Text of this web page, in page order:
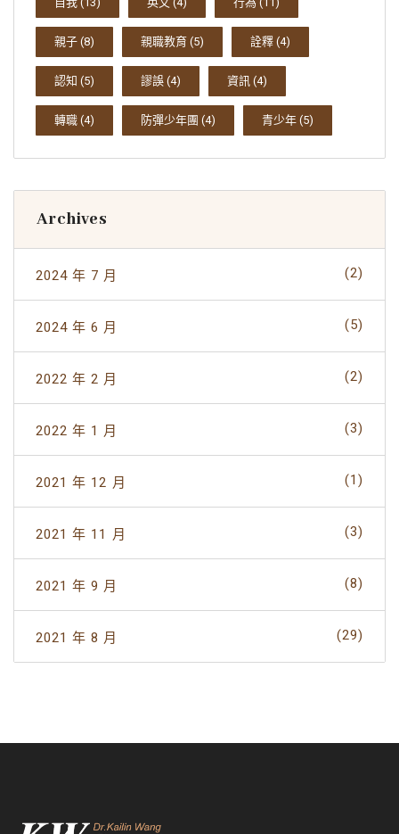
親子 (8) 親職教育 (5) 詮釋 (4)
認知 (5) 謬誤 (4) 資訊 (4)
轉職 (4) 防彈少年團 (4) 青少年 (5)
Archives
2024 年 7 月 (2)
2024 年 6 月 (5)
2022 年 2 月 (2)
2022 年 1 月 (3)
2021 年 12 月 (1)
2021 年 11 月 (3)
2021 年 9 月 (8)
2021 年 8 月 (29)